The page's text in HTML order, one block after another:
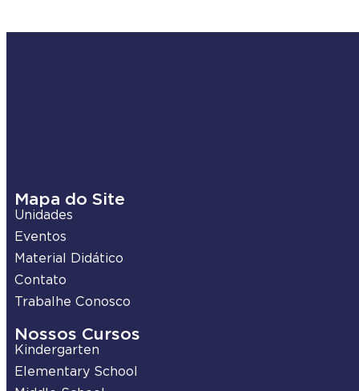
Mapa do Site
Unidades
Eventos
Material Didático
Contato
Trabalhe Conosco
Nossos Cursos
Kindergarten
Elementary School